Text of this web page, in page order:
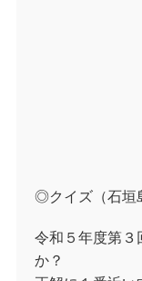
◎クイズ（石垣
令和５年度第３
か？